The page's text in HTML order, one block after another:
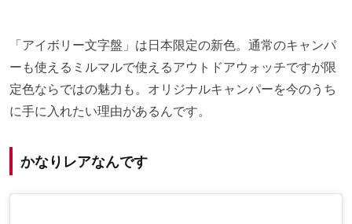
「アイボリー文字盤」は日本限定の新色。通常のキャンパ
ーも使えるミルマルで使えるアウトドアウォッチですが限
定色ならではの魅力も。オリジナルキャンパーを今のうち
に手に入れたい理由があるんです。
かなりレアなんです